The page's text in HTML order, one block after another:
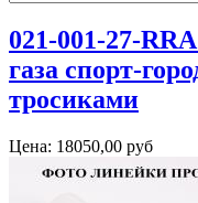
021-001-27-
газа спорт-
тросиками
Цена: 18050,00 руб